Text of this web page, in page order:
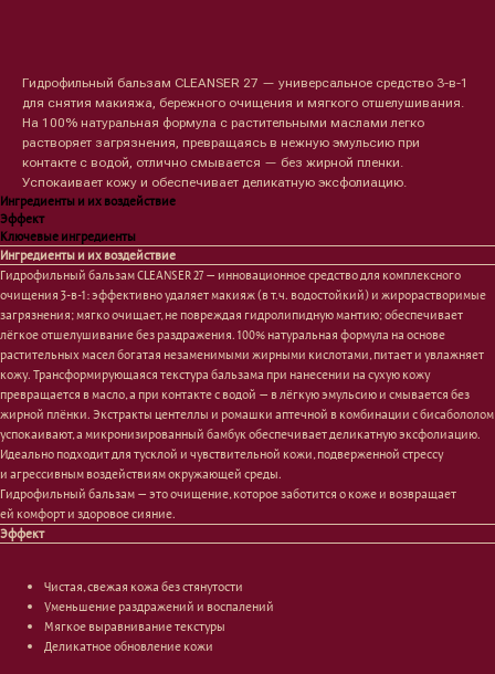
Гидрофильный бальзам CLEANSER 27 — универсальное средство 3-в-1
для снятия макияжа, бережного очищения и мягкого отшелушивания.
На 100% натуральная формула с растительными маслами легко
растворяет загрязнения, превращаясь в нежную эмульсию при
контакте с водой, отлично смывается — без жирной пленки.
Успокаивает кожу и обеспечивает деликатную эксфолиацию.
Ингредиенты и их воздействие
Эффект
Ключевые ингредиенты
Ингредиенты и их воздействие
Гидрофильный бальзам CLEANSER 27 — инновационное средство для комплексного
очищения 3-в-1: эффективно удаляет макияж (в т.ч. водостойкий) и жирорастворимые
загрязнения; мягко очищает, не повреждая гидролипидную мантию; обеспечивает
лёгкое отшелушивание без раздражения. 100% натуральная формула на основе
растительных масел богатая незаменимыми жирными кислотами, питает и увлажняет
кожу. Трансформирующаяся текстура бальзама при нанесении на сухую кожу
превращается в масло, а при контакте с водой — в лёгкую эмульсию и смывается без
жирной плёнки. Экстракты центеллы и ромашки аптечной в комбинации с бисабололом
успокаивают, а микронизированный бамбук обеспечивает деликатную эксфолиацию.
Идеально подходит для тусклой и чувствительной кожи, подверженной стрессу
и агрессивным воздействиям окружающей среды.
Гидрофильный бальзам — это очищение, которое заботится о коже и возвращает
ей комфорт и здоровое сияние.
Эффект
Чистая, свежая кожа без стянутости
Уменьшение раздражений и воспалений
Мягкое выравнивание текстуры
Деликатное обновление кожи
Проблемы
Лосьоны
Очищение
Увлажнение/питание